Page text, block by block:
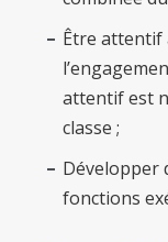
Être attentif
attentif est
classe ;
Développer
fonctions